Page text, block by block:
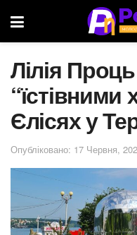
Лілія
Єлісях у
Опубліковано: 17 Червня,